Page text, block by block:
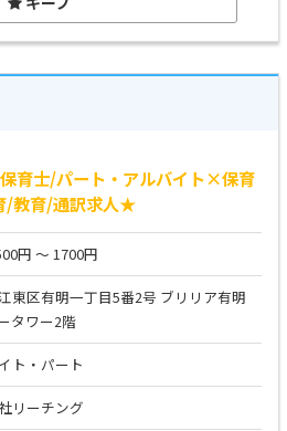
育士/パート・アルバイト×保育
/教育/通訳求人★
円 ～ 1700円
東区有明一丁目5番2号 ブリリア有明
タワー2階
ト・パート
リーチング